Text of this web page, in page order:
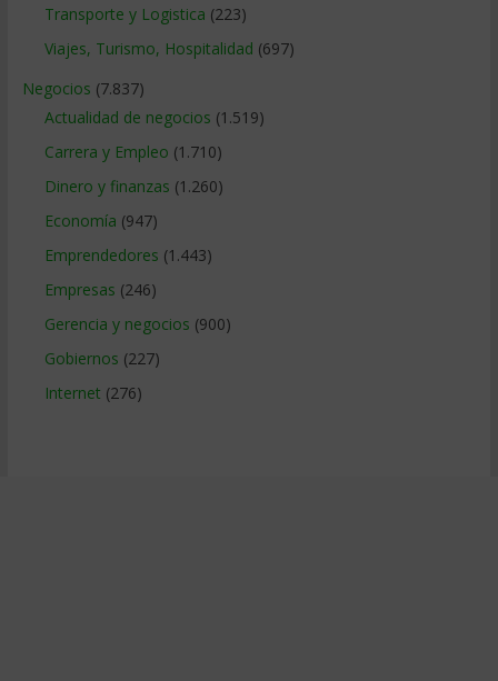
Transporte y Logistica (223)
Viajes, Turismo, Hospitalidad (697)
Negocios (7.837)
Actualidad de negocios (1.519)
Carrera y Empleo (1.710)
Dinero y finanzas (1.260)
Economía (947)
Emprendedores (1.443)
Empresas (246)
Gerencia y negocios (900)
Gobiernos (227)
Internet (276)